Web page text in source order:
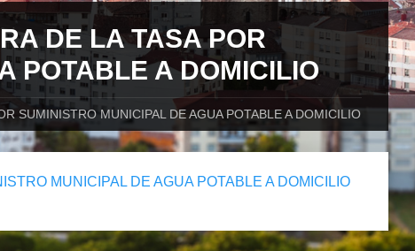
DE LA TASA POR
POTABLE A DOMICILIO
SUMINISTRO MUNICIPAL DE AGUA POTABLE A DOMICILIO
MUNICIPAL DE AGUA POTABLE A DOMICILIO